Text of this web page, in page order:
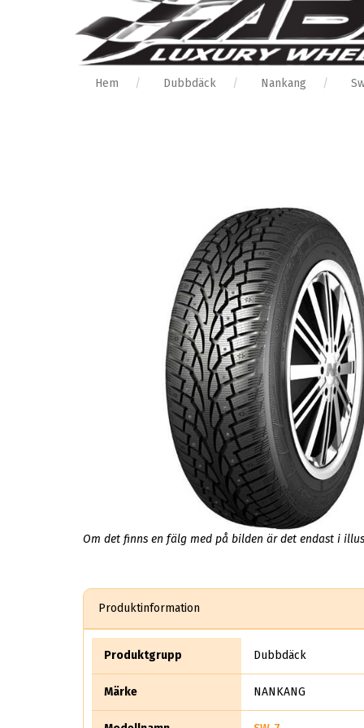
Hem Dubbdäck Nankang
Om det finns en fälg med på bilden är det endast i
Produktinformation
Produktgrupp Dubbdäck
Märke NANKANG